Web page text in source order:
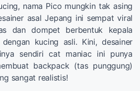
nama Pico mungkin tak asing
asal Jepang ini sempat viral
dan dompet berbentuk kepala
kucing asli. Kini, desainer
sendiri cat maniac ini punya
backpack (tas punggung)
sangat realistis!